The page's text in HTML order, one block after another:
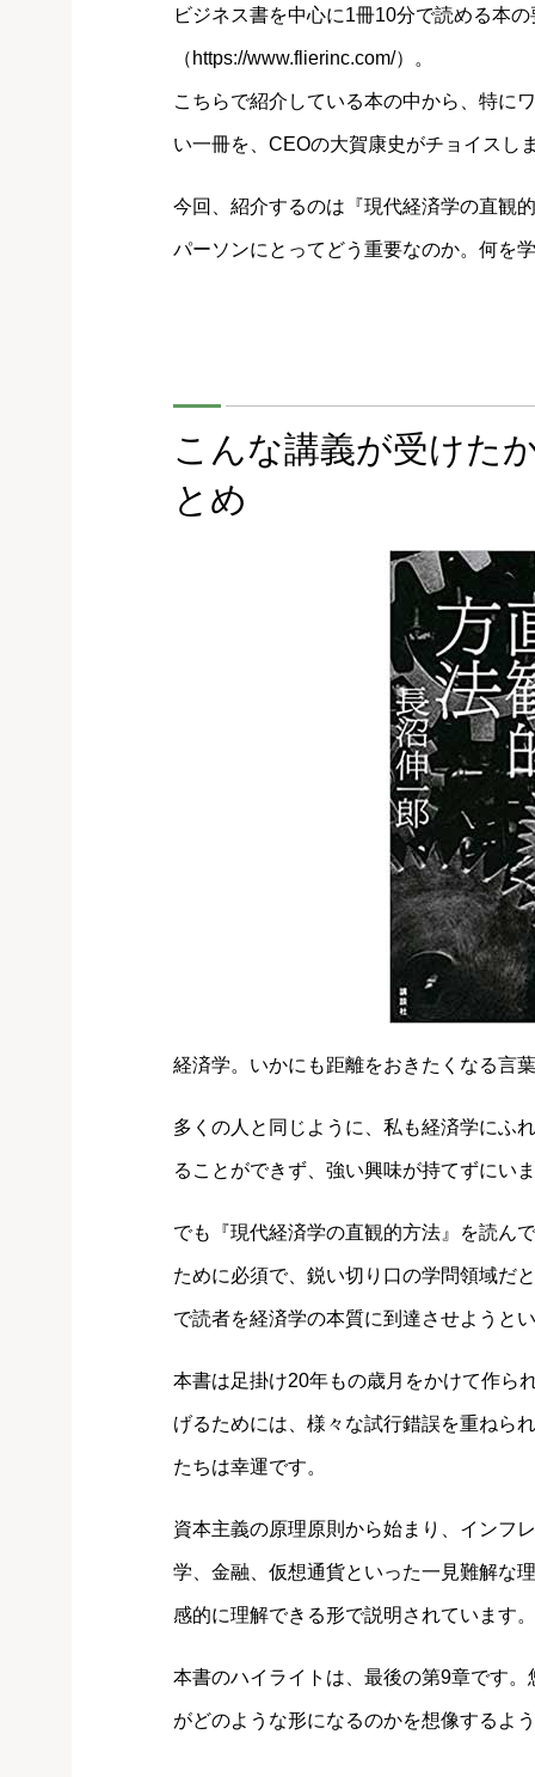
ビジネス書を中心に1冊10分で読める本
（https://www.flierinc.com/）。
こちらで紹介している本の中から、特に
い一冊を、CEOの大賀康史がチョイスし
今回、紹介するのは『現代経済学の直観
パーソンにとってどう重要なのか。何を
こんな講義が受けた
とめ
経済学。いかにも距離をおきたくなる言
多くの人と同じように、私も経済学にふ
ることができず、強い興味が持てずにい
でも『現代経済学の直観的方法』を読ん
ために必須で、鋭い切り口の学問領域だ
で読者を経済学の本質に到達させようと
本書は足掛け20年もの歳月をかけて作ら
げるためには、様々な試行錯誤を重ねら
たちは幸運です。
資本主義の原理原則から始まり、インフ
学、金融、仮想通貨といった一見難解な
感的に理解できる形で説明されています。
本書のハイライトは、最後の第9章です
がどのような形になるのかを想像するよ